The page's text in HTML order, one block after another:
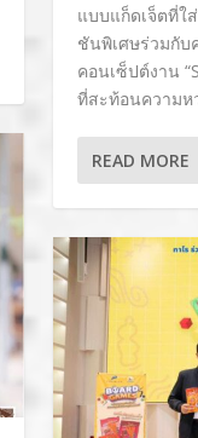
แบบแก็ดเจ็ตที่ใ
ชันพิเศษร่วมกับ
คอนเซ็ปต์งาน
ที่สะท้อนความห
READ MORE